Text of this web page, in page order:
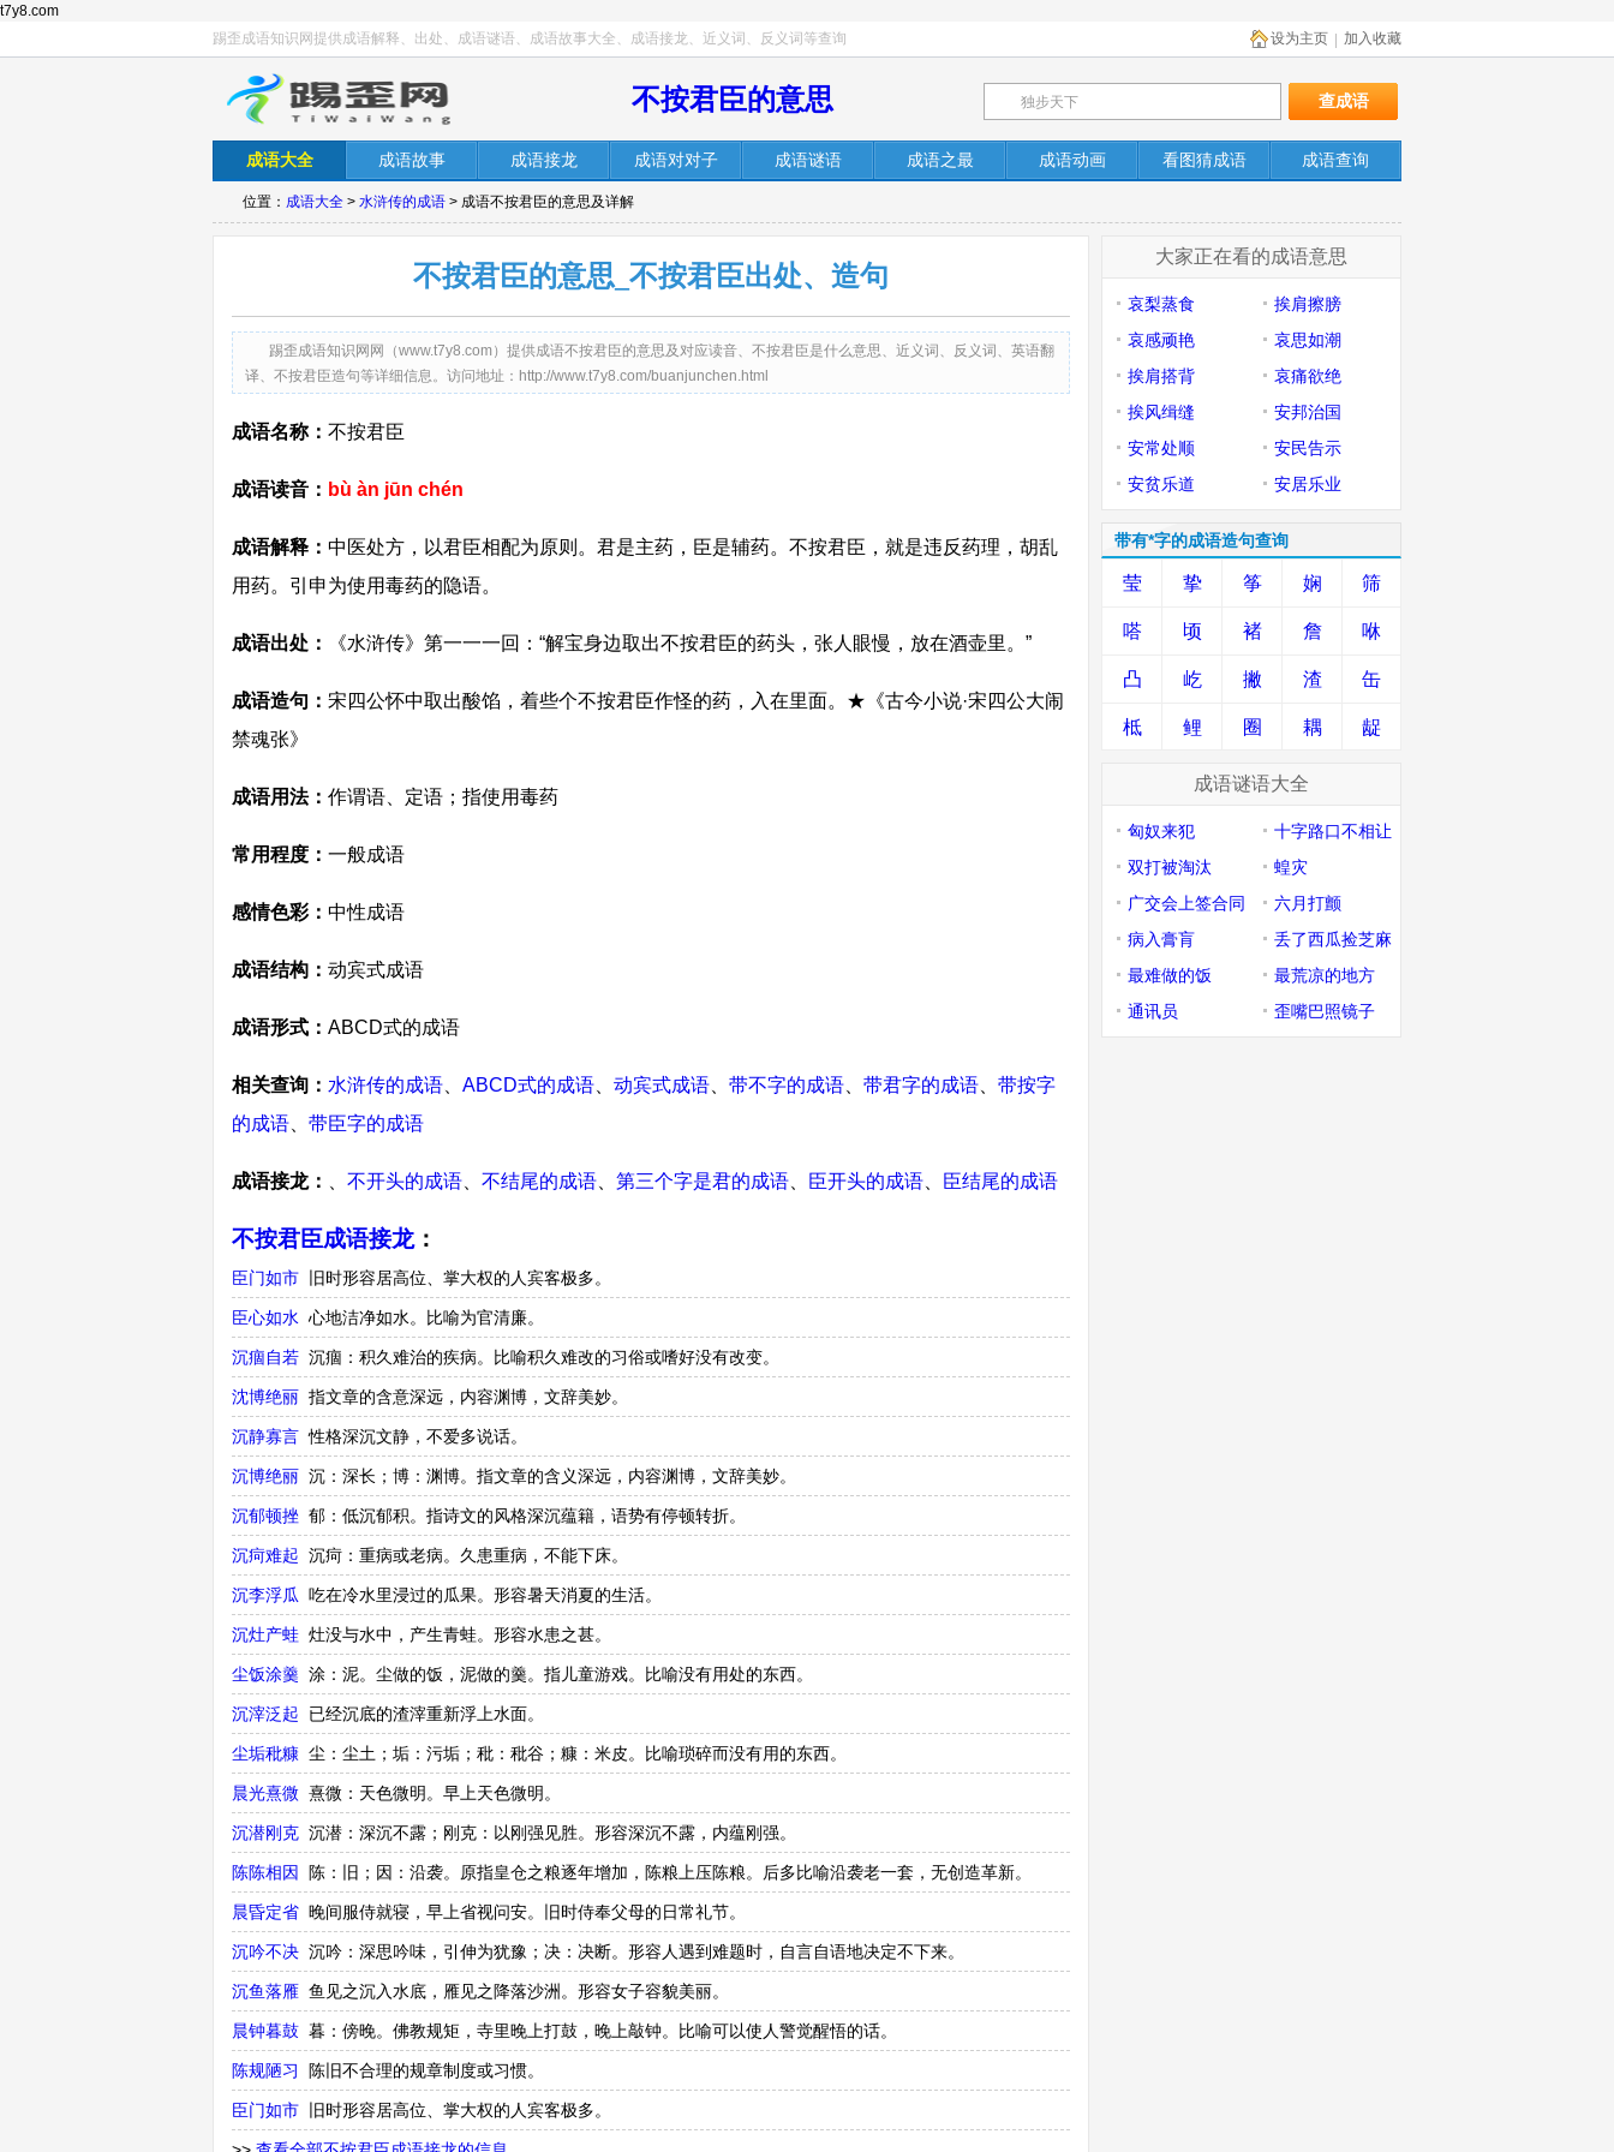
t7y8.com
踢歪成语知识网提供成语解释、出处、成语谜语、成语故事大全、成语接龙、近义词、反义词等查询
加入收藏
设为主页
不按君臣的意思
成语大全 成语故事 成语接龙 成语对对子 成语谜语 成语之最 成语动画 看图猜成语 成语查询
位置： 成语大全 > 水浒传的成语 > 成语不按君臣的意思及详解
不按君臣的意思_不按君臣出处、造句
踢歪成语知识网网（www.t7y8.com）提供成语不按君臣的意思及对应读音、不按君臣是什么意思、近义词、反义词、英语翻
译、不按君臣造句等详细信息。访问地址：http://www.t7y8.com/buanjunchen.html
成语名称： 不按君臣
成语读音： bù àn jūn chén
成语解释： 中医处方，以君臣相配为原则。君是主药，臣是辅药。不按君臣，就是违反药理，胡乱
用药。引申为使用毒药的隐语。
成语出处： 《水浒传》第一一一回：“解宝身边取出不按君臣的药头，张人眼慢，放在酒壶里。”
成语造句： 宋四公怀中取出酸馅，着些个不按君臣作怪的药，入在里面。★《古今小说·宋四公大闹
禁魂张》
成语用法： 作谓语、定语；指使用毒药
常用程度： 一般成语
感情色彩： 中性成语
成语结构： 动宾式成语
成语形式： ABCD式的成语
相关查询： 水浒传的成语 ABCD式的成语 动宾式成语 带不字的成语 带君字的成语
带按字
的成语
带臣字的成语
成语接龙： 不开头的成语 不结尾的成语 第三个字是君的成语 臣开头的成语 臣结尾的成语
不按君臣成语接龙：
臣门如市 旧时形容居高位、掌大权的人宾客极多。
臣心如水 心地洁净如水。比喻为官清廉。
沉痼自若 沉痼：积久难治的疾病。比喻积久难改的习俗或嗜好没有改变。
沈博绝丽 指文章的含意深远，内容渊博，文辞美妙。
沉静寡言 性格深沉文静，不爱多说话。
沉博绝丽 沉：深长；博：渊博。指文章的含义深远，内容渊博，文辞美妙。
沉郁顿挫 郁：低沉郁积。指诗文的风格深沉蕴籍，语势有停顿转折。
沉疴难起 沉疴：重病或老病。久患重病，不能下床。
沉李浮瓜 吃在冷水里浸过的瓜果。形容暑天消夏的生活。
沉灶产蛙 灶没与水中，产生青蛙。形容水患之甚。
尘饭涂羹 涂：泥。尘做的饭，泥做的羹。指儿童游戏。比喻没有用处的东西。
沉滓泛起 已经沉底的渣滓重新浮上水面。
尘垢秕糠 尘：尘土；垢：污垢；秕：秕谷；糠：米皮。比喻琐碎而没有用的东西。
晨光熹微 熹微：天色微明。早上天色微明。
沉潜刚克 沉潜：深沉不露；刚克：以刚强见胜。形容深沉不露，内蕴刚强。
陈陈相因 陈：旧；因：沿袭。原指皇仓之粮逐年增加，陈粮上压陈粮。后多比喻沿袭老一套，无创造革新。
晨昏定省 晚间服侍就寝，早上省视问安。旧时侍奉父母的日常礼节。
沉吟不决 沉吟：深思吟味，引伸为犹豫；决：决断。形容人遇到难题时，自言自语地决定不下来。
沉鱼落雁 鱼见之沉入水底，雁见之降落沙洲。形容女子容貌美丽。
晨钟暮鼓 暮：傍晚。佛教规矩，寺里晚上打鼓，晚上敲钟。比喻可以使人警觉醒悟的话。
陈规陋习 陈旧不合理的规章制度或习惯。
臣门如市 旧时形容居高位、掌大权的人宾客极多。
大家正在看的成语意思
哀梨蒸食
挨肩擦膀
哀感顽艳
哀思如潮
挨肩搭背
哀痛欲绝
挨风缉缝
安邦治国
安常处顺
安民告示
安贫乐道
安居乐业
带有*字的成语造句查询
莹 挚 筝 娴 筛
嗒 顷 褚 詹 咻
凸 屹 撇 渣 缶
柢 鲤 圈 耦 龊
成语谜语大全
匈奴来犯
十字路口不相让
双打被淘汰
蝗灾
广交会上签合同
六月打颤
病入膏肓
丢了西瓜捡芝麻
最难做的饭
最荒凉的地方
通讯员
歪嘴巴照镜子